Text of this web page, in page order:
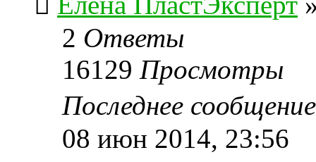
2 Ответы
16129 Просмотры
Последнее
08 июн 2014, 23:56